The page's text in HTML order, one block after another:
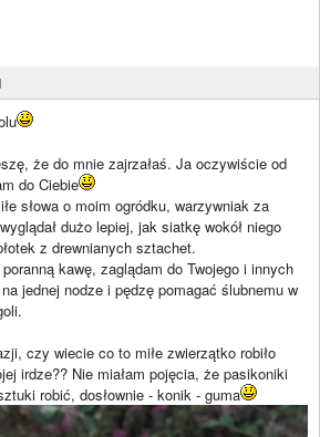
że do mnie zajrzałaś. Ja oczywiście od
do Ciebie
słowa o moim ogródku, warzywniak za
dużo lepiej, jak siatkę wokół niego
z drewnianych sztachet.
kawę, zaglądam do Twojego i innych
jednej nodze i pędzę pomagać ślubnemu w
czy wiecie co to miłe zwierzątko robiło
irdze?? Nie miałam pojęcia, że pasikoniki
robić, dosłownie - konik - guma